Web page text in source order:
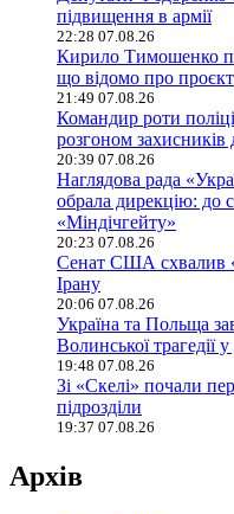
підвищення в армії
22:28 07.08.26
Кирило Тимошенко
що відомо про проєкт
21:49 07.08.26
Командир роти
розгоном захисників
20:39 07.08.26
Наглядова рада
обрала дирекцію: до
«Міндічгейту»
20:23 07.08.26
Сенат США схвалив
Ірану
20:06 07.08.26
Україна та Польща
Волинської трагедії
19:48 07.08.26
Зі «Скелі» почали
підрозділи
19:37 07.08.26
Архів